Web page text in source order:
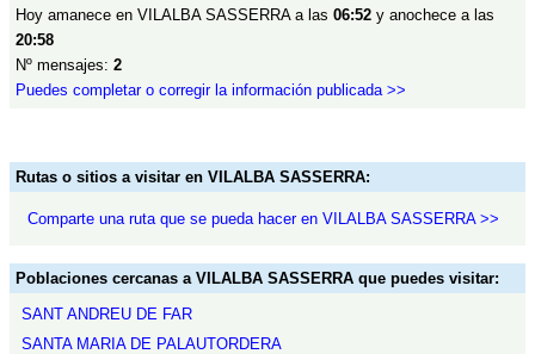
Hoy amanece en VILALBA SASSERRA a las 06:52 y anochece a las
20:58
Nº mensajes: 2
Puedes completar o corregir la información publicada >>
Rutas o sitios a visitar en VILALBA SASSERRA:
Comparte una ruta que se pueda hacer en VILALBA SASSERRA >>
Poblaciones cercanas a VILALBA SASSERRA que puedes visitar:
SANT ANDREU DE FAR
SANTA MARIA DE PALAUTORDERA